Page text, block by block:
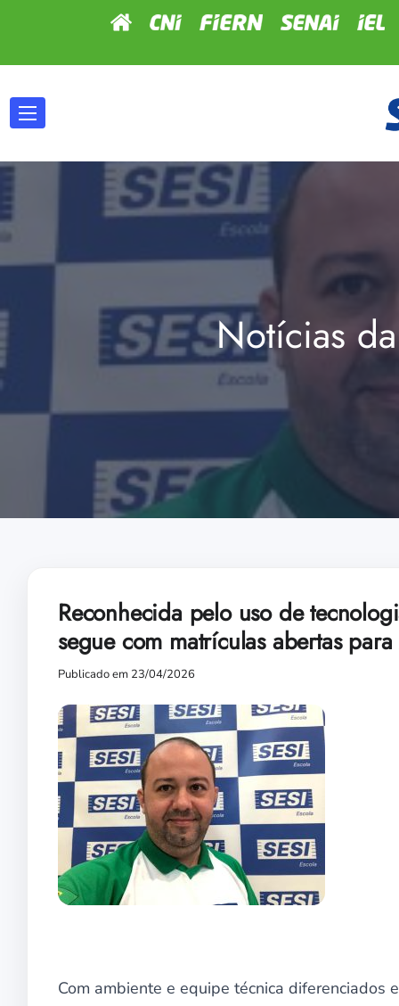
Notícias
Reconhecida pelo uso de
segue com matrículas abertas
Publicado em 23/04/2026
Com ambiente e equipe técnica diferenciados